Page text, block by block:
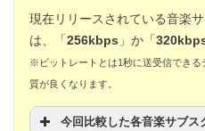
現在リリースされている音楽
は、「256kbps 」か「
※ビットレートとは1秒に送受信でき
質が良くなります。
今回比較した各音楽サブス